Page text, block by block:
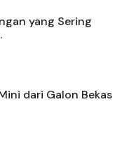
yang Sering
dari Galon Bekas